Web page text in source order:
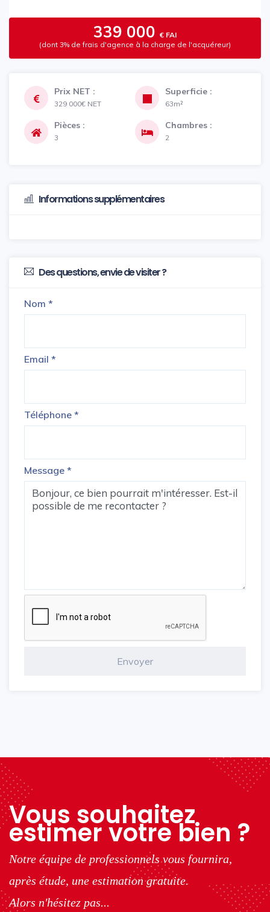
339 000 € FAI
(dont 3% de frais d'agence à la charge de l'acquéreur)
Prix NET :
329 000€ NET
Superficie :
63m²
Pièces :
3
Chambres :
2
Informations supplémentaires
Des questions, envie de visiter ?
Nom *
Email *
Téléphone *
Message *
Vous souhaitez
estimer votre bien ?
Notre équipe de professionnels vous fournira,
après étude, une estimation gratuite.
Alors n'hésitez pas...